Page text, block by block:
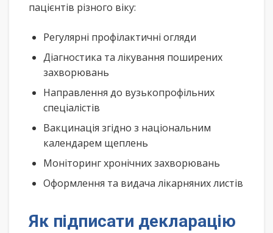
пацієнтів різного віку:
Регулярні профілактичні огляди
Діагностика та лікування поширених
захворювань
Направлення до вузькопрофільних
спеціалістів
Вакцинація згідно з національним
календарем щеплень
Моніторинг хронічних захворювань
Оформлення та видача лікарняних листів
Як підписати декларацію